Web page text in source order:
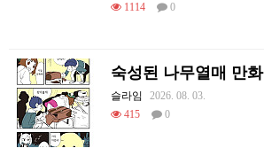
1114
0
숙성된 나무열매 만화
슬라임
2026. 08. 03.
415
0